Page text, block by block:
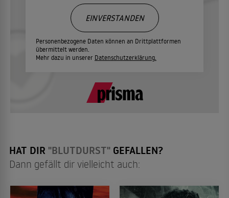
Personenbezogene Daten können an Drittplattformen
übermittelt werden.
Mehr dazu in unserer Datenschutzerklärung.
EINVERSTANDEN
HAT DIR "BLUTDURST" GEFALLEN?
Dann gefällt dir vielleicht auch: